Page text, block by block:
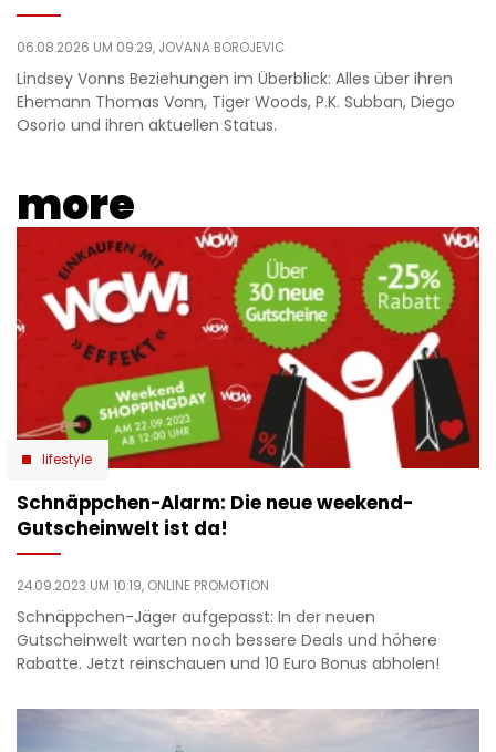
06.08.2026 UM 09:29, JOVANA BOROJEVIC
Lindsey Vonns Beziehungen im Überblick: Alles über ihren
Ehemann Thomas Vonn, Tiger Woods, P.K. Subban, Diego
Osorio und ihren aktuellen Status.
more
lifestyle
Schnäppchen-Alarm: Die neue weekend-
Gutscheinwelt ist da!
24.09.2023 UM 10:19, ONLINE PROMOTION
Schnäppchen-Jäger aufgepasst: In der neuen
Gutscheinwelt warten noch bessere Deals und höhere
Rabatte. Jetzt reinschauen und 10 Euro Bonus abholen!